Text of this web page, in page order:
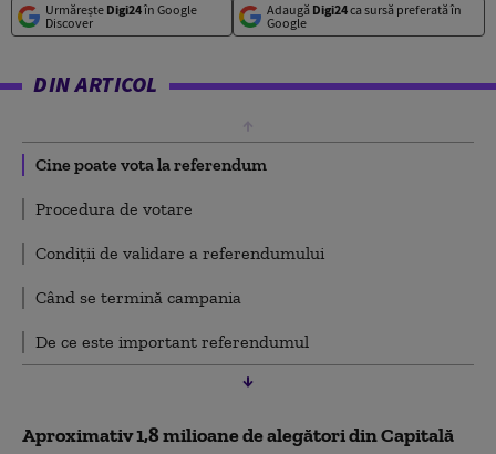
Urmărește Digi24în Google
Discover
Adaugă Digi24ca sursă preferată în
Google
DIN ARTICOL
Cine poate vota la referendum
Procedura de votare
Condiţii de validare a referendumului
Când se termină campania
De ce este important referendumul
Aproximativ 1,8 milioane de alegători din Capitală